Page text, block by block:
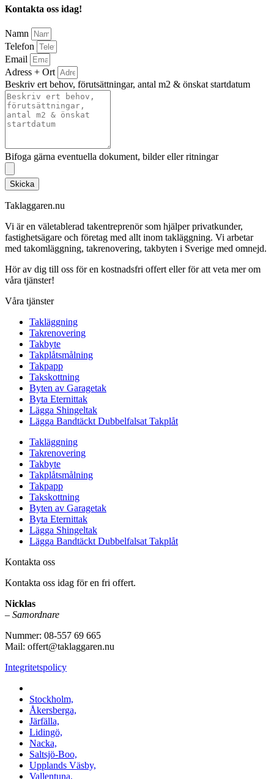
Kontakta oss idag!
Namn
Telefon
Email
Adress + Ort
Beskriv ert behov, förutsättningar, antal m2 & önskat startdatum
Bifoga gärna eventuella dokument, bilder eller ritningar
Skicka
Taklaggaren.nu
Vi är en väletablerad takentreprenör som hjälper privatkunder,
fastighetsägare och företag med allt inom takläggning. Vi arbetar
med takomläggning, takrenovering, takbyten i Sverige med omnejd.
Hör av dig till oss för en kostnadsfri offert eller för att veta mer om
våra tjänster!
Våra tjänster
Takläggning
Takrenovering
Takbyte
Takplåtsmålning
Takpapp
Takskottning
Byten av Garagetak
Byta Eternittak
Lägga Shingeltak
Lägga Bandtäckt Dubbelfalsat Takplåt
Takläggning
Takrenovering
Takbyte
Takplåtsmålning
Takpapp
Takskottning
Byten av Garagetak
Byta Eternittak
Lägga Shingeltak
Lägga Bandtäckt Dubbelfalsat Takplåt
Kontakta oss
Kontakta oss idag för en fri offert.
Nicklas
– Samordnare
Nummer: 08-557 69 665
Mail: offert@taklaggaren.nu
Integritetspolicy
Stockholm,
Åkersberga,
Järfälla,
Lidingö,
Nacka,
Saltsjö-Boo,
Upplands Väsby,
Vallentuna,